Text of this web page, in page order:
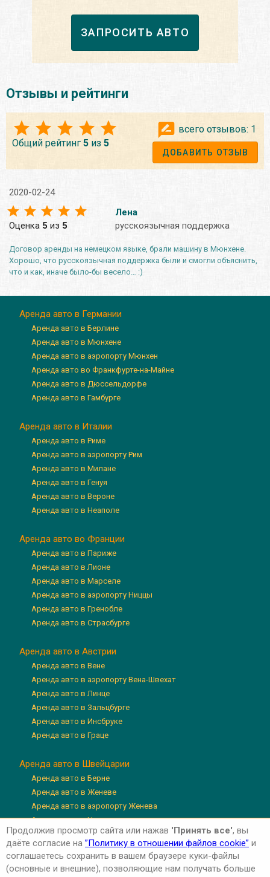
ЗАПРОСИТЬ АВТО
Отзывы и рейтинги
Общий рейтинг 5 из 5
всего отзывов: 1
ДОБАВИТЬ ОТЗЫВ
2020-02-24
Оценка 5 из 5
Лена
русскоязычная поддержка
Договор аренды на немецком языке, брали машину в Мюнхене.
Хорошо, что русскоязычная поддержка были и смогли объяснить,
что и как, иначе было-бы весело… :)
Аренда авто в Германии
Аренда авто в Берлине
Аренда авто в Мюнхене
Аренда авто в аэропорту Мюнхен
Аренда авто во Франкфурте-на-Майне
Аренда авто в Дюссельдорфе
Аренда авто в Гамбурге
Аренда авто в Италии
Аренда авто в Риме
Аренда авто в аэропорту Рим
Аренда авто в Милане
Аренда авто в Генуя
Аренда авто в Вероне
Аренда авто в Неаполе
Аренда авто во Франции
Аренда авто в Париже
Аренда авто в Лионе
Аренда авто в Марселе
Аренда авто в аэропорту Ниццы
Аренда авто в Гренобле
Аренда авто в Страсбурге
Аренда авто в Австрии
Аренда авто в Вене
Аренда авто в аэропорту Вена-Швехат
Аренда авто в Линце
Аренда авто в Зальцбурге
Аренда авто в Инсбруке
Аренда авто в Граце
Аренда авто в Швейцарии
Аренда авто в Берне
Аренда авто в Женеве
Аренда авто в аэропорту Женева
Аренда авто в Цюрихе
Аренда авто в аэропорту Цюрих
Аренда авто в Люцерне
Продолжив просмотр сайта или нажав 'Принять все', вы
даёте согласие на ”Политику в отношении файлов cookie” и
соглашаетесь сохранить в вашем браузере куки-файлы
(основные и внешние), позволяющие нам получать больше